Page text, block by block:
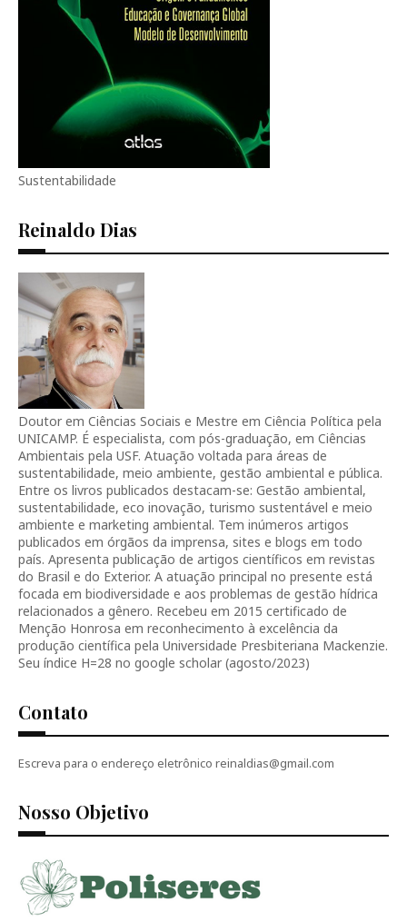
Sustentabilidade
Reinaldo Dias
Doutor em Ciências Sociais e Mestre em Ciência Política pela
UNICAMP. É especialista, com pós-graduação, em Ciências
Ambientais pela USF. Atuação voltada para áreas de
sustentabilidade, meio ambiente, gestão ambiental e pública.
Entre os livros publicados destacam-se: Gestão ambiental,
sustentabilidade, eco inovação, turismo sustentável e meio
ambiente e marketing ambiental. Tem inúmeros artigos
publicados em órgãos da imprensa, sites e blogs em todo
país. Apresenta publicação de artigos científicos em revistas
do Brasil e do Exterior. A atuação principal no presente está
focada em biodiversidade e aos problemas de gestão hídrica
relacionados a gênero. Recebeu em 2015 certificado de
Menção Honrosa em reconhecimento à excelência da
produção científica pela Universidade Presbiteriana Mackenzie.
Seu índice H=28 no google scholar (agosto/2023)
Contato
Escreva para o endereço eletrônico reinaldias@gmail.com
Nosso Objetivo